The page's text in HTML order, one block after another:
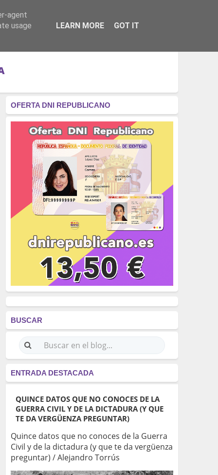
RÉGIMEN - MONARQUÍA
OFERTA DNI REPUBLICANO
BUSCAR
ENTRADA DESTACADA
QUINCE DATOS QUE NO CONOCES DE LA
GUERRA CIVIL Y DE LA DICTADURA (Y QUE
TE DA VERGÜENZA PREGUNTAR)
Quince datos que no conoces de la Guerra
Civil y de la dictadura (y que te da vergüenza
preguntar) / Alejandro Torrús
agent
usage
LEARN MORE GOT IT